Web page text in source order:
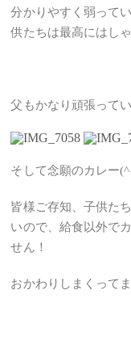
分かりやすく弱って
供たちは最高にはし
父もかなり頑張って
そして念願のカレー
皆様ご存知、子供た
いので、給食以外で
せん！
おかわりしまくって